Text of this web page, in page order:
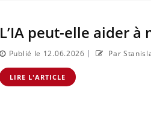
L’IA peut-elle aider
Publié le 12.06.2026 | Par
LIRE L'ARTICLE